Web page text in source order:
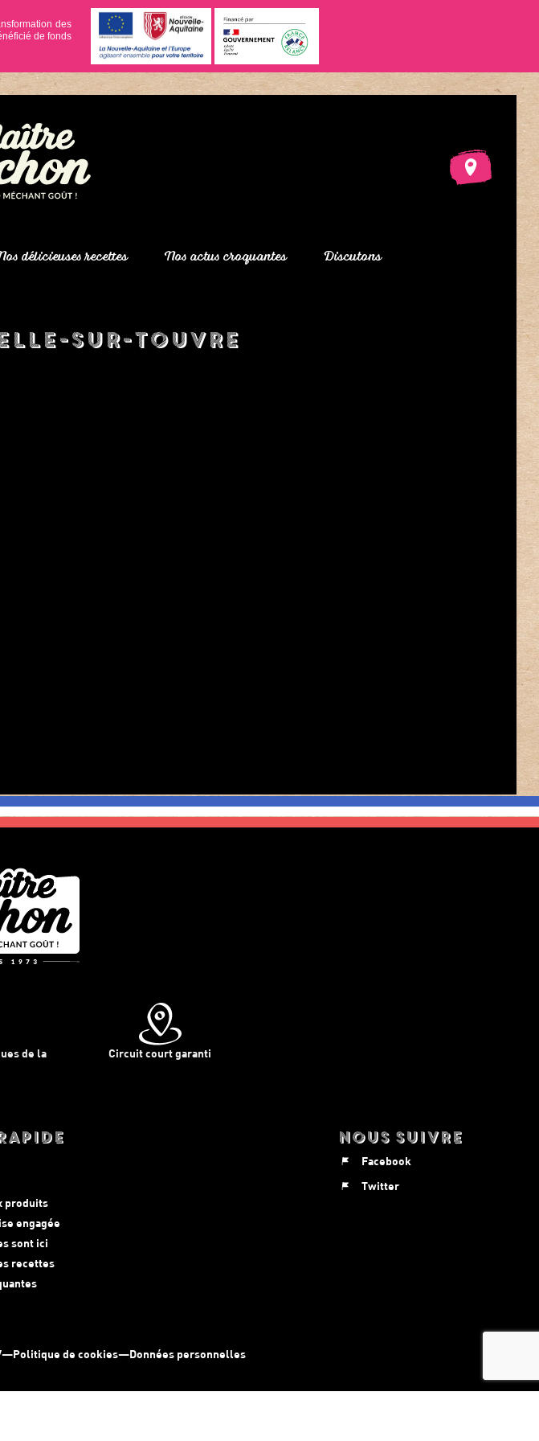
des
de fonds
délicieuses recettes Nos actus croquantes Discutons
sur-Touvre
de la
Circuit court garanti
produits
engagée
sont ici
recettes
Nous suivre
Facebook
Twitter
—Politique de cookies—Données personnelles